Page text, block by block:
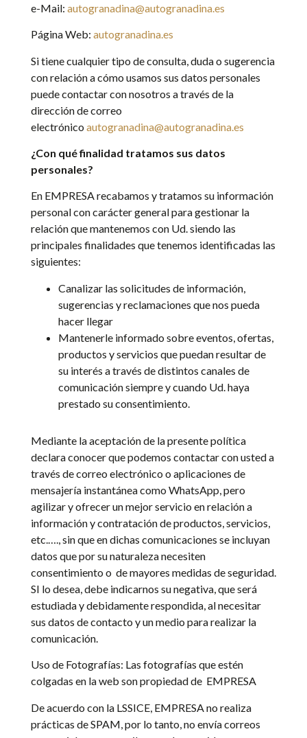
e-Mail: autogranadina@autogranadina.es
Página Web: autogranadina.es
Si tiene cualquier tipo de consulta, duda o sugerencia
con relación a cómo usamos sus datos personales
puede contactar con nosotros a través de la
dirección de correo
electrónico autogranadina@autogranadina.es
¿Con qué finalidad tratamos sus datos
personales?
En EMPRESA recabamos y tratamos su información
personal con carácter general para gestionar la
relación que mantenemos con Ud. siendo las
principales finalidades que tenemos identificadas las
siguientes:
Canalizar las solicitudes de información,
sugerencias y reclamaciones que nos pueda
hacer llegar
Mantenerle informado sobre eventos, ofertas,
productos y servicios que puedan resultar de
su interés a través de distintos canales de
comunicación siempre y cuando Ud. haya
prestado su consentimiento.
Mediante la aceptación de la presente política
declara conocer que podemos contactar con usted a
través de correo electrónico o aplicaciones de
mensajería instantánea como WhatsApp, pero
agilizar y ofrecer un mejor servicio en relación a
información y contratación de productos, servicios,
etc.…., sin que en dichas comunicaciones se incluyan
datos que por su naturaleza necesiten
consentimiento o de mayores medidas de seguridad.
SI lo desea, debe indicarnos su negativa, que será
estudiada y debidamente respondida, al necesitar
sus datos de contacto y un medio para realizar la
comunicación.
Uso de Fotografías: Las fotografías que estén
colgadas en la web son propiedad de EMPRESA
De acuerdo con la LSSICE, EMPRESA no realiza
prácticas de SPAM, por lo tanto, no envía correos